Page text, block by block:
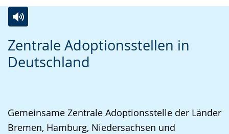
Zentrale Adoptionsstellen in
Deutschland
Leichten
Sprache
Audio-
Unterstützung.
Video
in
wird
angezeigt.
Gemeinsame Zentrale Adoptionsstelle der Länder
Bremen, Hamburg, Niedersachsen und